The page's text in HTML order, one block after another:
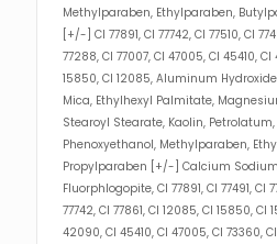
Methylparaben, Ethylparaben,
[+/-] CI 77891, CI 77742, CI 77510, CI
77288, CI 77007, CI 47005, CI 45410, CI
15850, CI 12085, Aluminum
Mica, Ethylhexyl Palmitate,
Stearoyl Stearate, Kaolin,
Phenoxyethanol, Methylparaben,
Propylparaben [+/-] Calcium
Fluorphlogopite, CI 77891, CI 77491, CI
77742, CI 77861, CI 12085, CI 15850, CI
42090, CI 45410, CI 47005, CI 73360,